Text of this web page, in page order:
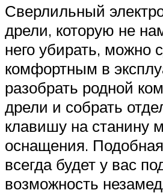
Сверлильный
дрели, которую не
него убирать, можно
комфортным в
разобрать родной
дрели и собрать
клавишу на станину
оснащения.
всегда будет у вас
возможность